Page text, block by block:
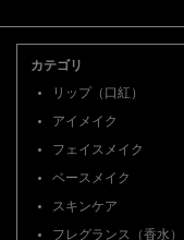
カテゴリ
リップ（口紅）
アイメイク
フェイスメイク
ベースメイク
スキンケア
フレグランス（香水）